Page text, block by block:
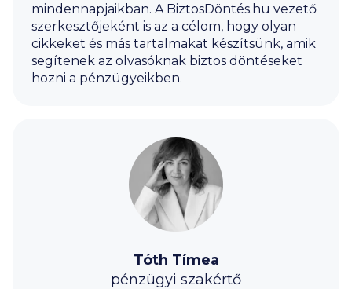
mindennapjaikban. A BiztosDöntés.hu vezető
szerkesztőjeként is az a célom, hogy olyan
cikkeket és más tartalmakat készítsünk, amik
segítenek az olvasóknak biztos döntéseket
hozni a pénzügyeikben.
Tóth Tímea
pénzügyi szakértő